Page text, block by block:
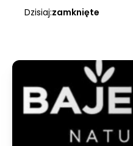
Dzisiaj:zamknięte